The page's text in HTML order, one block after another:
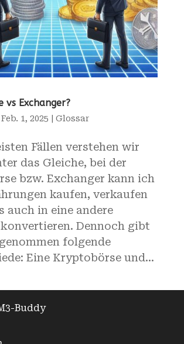
vs Exchanger?
Feb. 1, 2025 Glossar
Fällen verstehen wir
das Gleiche, bei der
bzw. Exchanger kann ich
kaufen, verkaufen
auch in eine andere
Dennoch gibt
folgende
Eine Kryptobörse und...
Buddy